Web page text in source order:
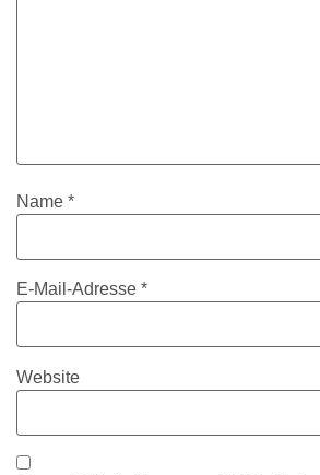
Name *
E-Mail-Adresse *
Website